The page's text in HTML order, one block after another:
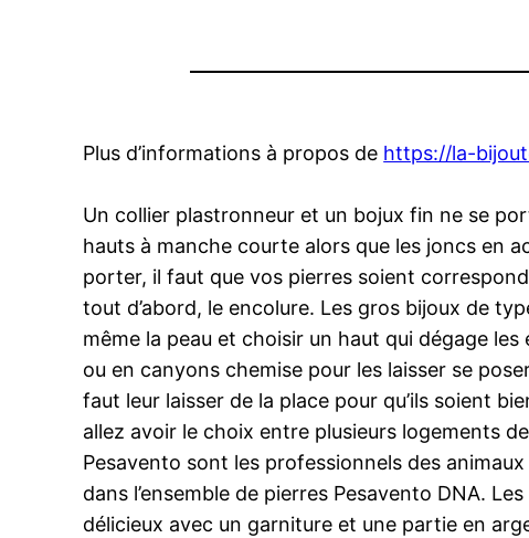
Plus d’informations à propos de https://la-
Un collier plastronneur et un bojux fin ne se
hauts à manche courte alors que les joncs en
porter, il faut que vos pierres soient
tout d’abord, le encolure. Les gros bijoux de
même la peau et choisir un haut qui dégage
ou en canyons chemise pour les laisser se
faut leur laisser de la place pour qu’ils soient
allez avoir le choix entre plusieurs logements
Pesavento sont les professionnels des
dans l’ensemble de pierres Pesavento DNA.
délicieux avec un garniture et une partie en